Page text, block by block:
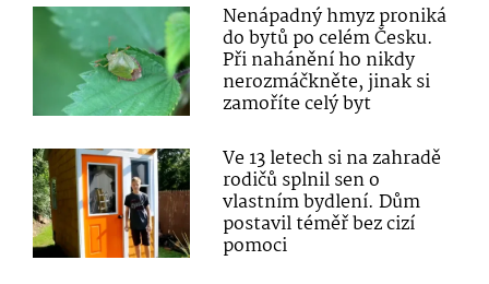
Nenápadný hmyz proniká
do bytů po celém Česku.
Při nahánění ho nikdy
nerozmáčkněte, jinak si
zamoříte celý byt
Ve 13 letech si na zahradě
rodičů splnil sen o
vlastním bydlení. Dům
postavil téměř bez cizí
pomoci